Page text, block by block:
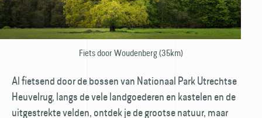
Fiets door Woudenberg (35km)
Al fietsend door de bossen van Nationaal Park Utrechtse
Heuvelrug, langs de vele landgoederen en kastelen en de
uitgestrekte velden, ontdek je de grootse natuur, maar